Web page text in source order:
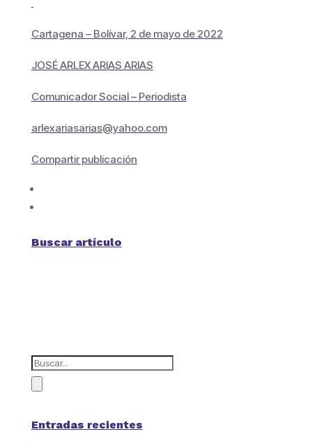
Cartagena – Bolívar, 2 de mayo de 2022
JOSÉ ARLEX ARIAS ARIAS
Comunicador Social – Periodista
arlexariasarias@yahoo.com
Compartir publicación
Buscar artículo
Entradas recientes